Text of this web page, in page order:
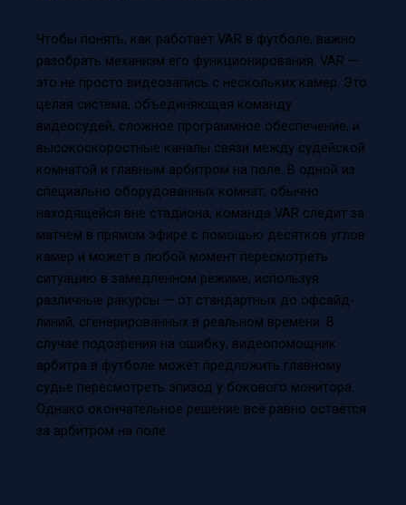
Чтобы понять, как работает VAR в футболе, важно
разобрать механизм его функционирования. VAR —
это не просто видеозапись с нескольких камер. Это
целая система, объединяющая команду
видеосудей, сложное программное обеспечение, и
высокоскоростные каналы связи между судейской
комнатой и главным арбитром на поле. В одной из
специально оборудованных комнат, обычно
находящейся вне стадиона, команда VAR следит за
матчем в прямом эфире с помощью десятков углов
камер и может в любой момент пересмотреть
ситуацию в замедленном режиме, используя
различные ракурсы — от стандартных до офсайд-
линий, сгенерированных в реальном времени. В
случае подозрения на ошибку, видеопомощник
арбитра в футболе может предложить главному
судье пересмотреть эпизод у бокового монитора.
Однако окончательное решение всё равно остаётся
за арбитром на поле.